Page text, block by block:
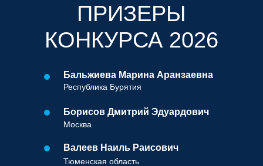
ПРИЗЕРЫ
КОНКУРСА 2026
Москва
Борисов Дмитрий Эдуардович
Бальжиева Марина Аранзаевна
Республика Бурятия
Тюменская область
Валеев Наиль Раисович